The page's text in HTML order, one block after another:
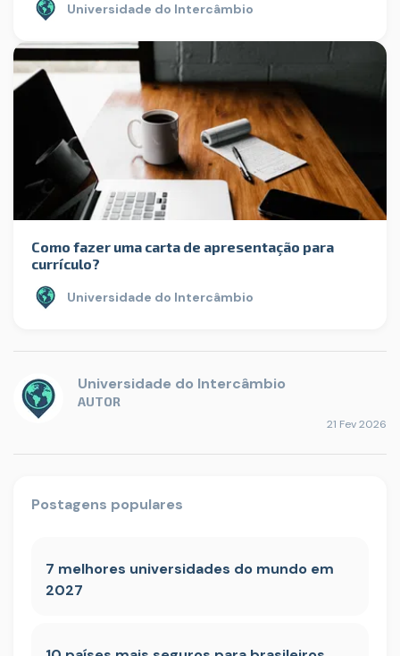
Universidade do Intercâmbio
Como fazer uma carta de apresentação para
currículo?
Universidade do Intercâmbio
Universidade do Intercâmbio
AUTOR
21 Fev 2026
Postagens populares
7 melhores universidades do mundo em
2027